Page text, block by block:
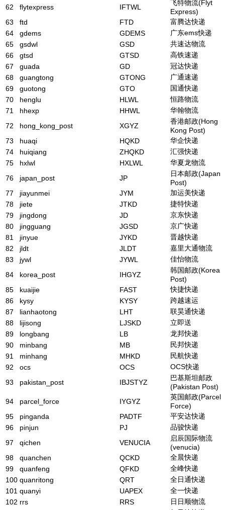
62
flytexpress IFTWL
飞特物流(Flyt
Express)
63
ftd FTD
富腾达快递
64
gdems GDEMS
广东ems快递
65
gsdwl GSD
共速达物流
66
gtsd GTSD
高铁速递
67
guada GD
冠达快递
68
guangtong GTONG
广通速递
69
guotong GTO
国通快递
70
henglu HLWL
恒路物流
71
hhexp HHWL
华翰物流
72
hong_kong_post XGYZ
香港邮政(Hong
Kong Post)
73
huaqi HQKD
华企快递
74
huiqiang ZHQKD
汇强快递
75
hxlwl HXLWL
华夏龙物流
76
japan_post JP
日本邮政(Japan
Post)
77
jiayunmei JYM
加运美快递
78
jiete JTKD
捷特快递
79
jingdong JD
京东快递
80
jingguang JGSD
京广快递
81
jinyue JYKD
晋越快递
82
jldt JLDT
嘉里大通物流
83
jywl JYWL
佳怡物流
84
korea_post IHGYZ
韩国邮政(Korea
Post)
85
kuaijie FAST
快捷快递
86
kysy KYSY
跨越速运
87
lianhaotong LHT
联昊通快递
88
lijisong LJSKD
立即送
89
longbang LB
龙邦快递
90
minbang MB
民邦快递
91
minhang MHKD
民航快递
92
ocs OCS
OCS快递
93
pakistan_post IBJSTYZ
巴基斯坦邮政
(Pakistan Post)
94
parcel_force IYGYZ
英国邮政(Parcel
Force)
95
pinganda PADTF
平安达快递
96
pinjun PJ
品骏快递
97
qichen VENUCIA
启辰国际物流
(venucia)
98
quanchen QCKD
全晨快递
99
quanfeng QFKD
全峰快递
100 quanritong QRT
全日通快递
101 quanyi UAPEX
全一快递
102 rrs RRS
日日顺物流